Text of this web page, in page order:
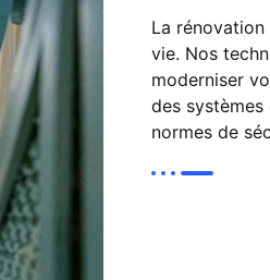
La rénovation
vie. Nos
moderniser
des
normes de